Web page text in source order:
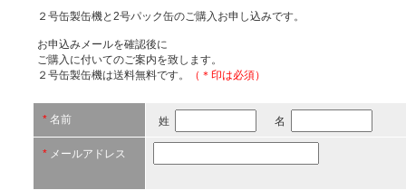
２号缶製缶機と2号パック缶のご購入お申し込みです。
お申込みメールを確認後に
ご購入に付いてのご案内を致します。
２号缶製缶機は送料無料です。
（＊印は必須）
* 名前 姓 名
* メールアドレス